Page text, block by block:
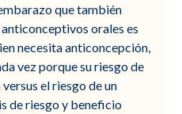
que también
orales es
necesita anticoncepción,
vez porque su riesgo de
el riesgo de un
de riesgo y beneficio